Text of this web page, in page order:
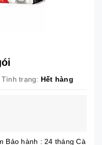
Tình trạng: Hết hàng
Bảo hành : 24 tháng Cà